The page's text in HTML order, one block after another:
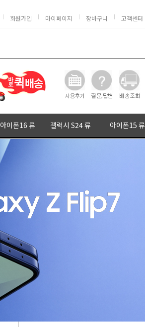
회원가입 마이페이지 장바구니 고객센터
아이폰16 류 갤럭시 S24 류 아이폰15 류